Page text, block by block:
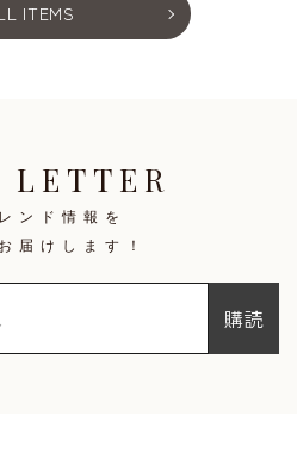
ITEMS
LETTER
ンド情報を
届けします！